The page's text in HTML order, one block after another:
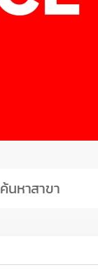
ค้นหาสาขา